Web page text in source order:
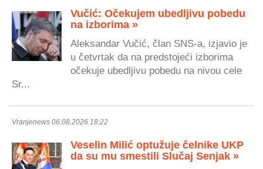
Vučić: Očekujem ubedljivu pobedu
na izborima »
Aleksandar Vučić, član SNS-a, izjavio je
u četvrtak da na predstojeći izborima
očekuje ubedljivu pobedu na nivou cele
Sr...
Vranjenews 06.08.2026 18:22
Veselin Milić optužuje čelnike UKP
da su mu smestili Slučaj Senjak »